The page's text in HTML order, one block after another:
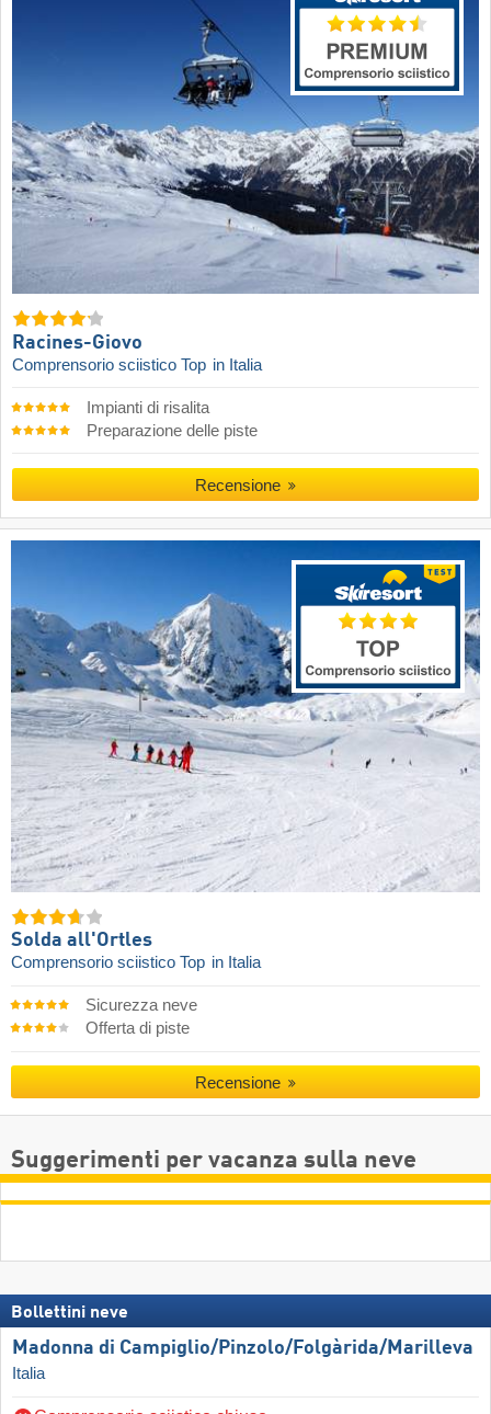
Racines-Giovo
Comprensorio sciistico Top in Italia
Impianti di risalita
Preparazione delle piste
Recensione
Solda all'Ortles
Comprensorio sciistico Top in Italia
Sicurezza neve
Offerta di piste
Recensione
Suggerimenti per vacanza sulla neve
Bollettini neve
Madonna di Campiglio/​Pinzolo/​Folgàrida/​Marilleva
Italia